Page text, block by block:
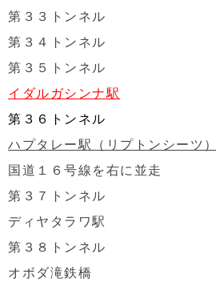
第３３トンネル
第３４トンネル
第３５トンネル
イダルガシンナ駅
第３６トンネル
ハプタレー駅（リプトンシーツ）
国道１６号線を右に並走
第３７トンネル
ディヤタラワ駅
第３８トンネル
オボダ滝鉄橋